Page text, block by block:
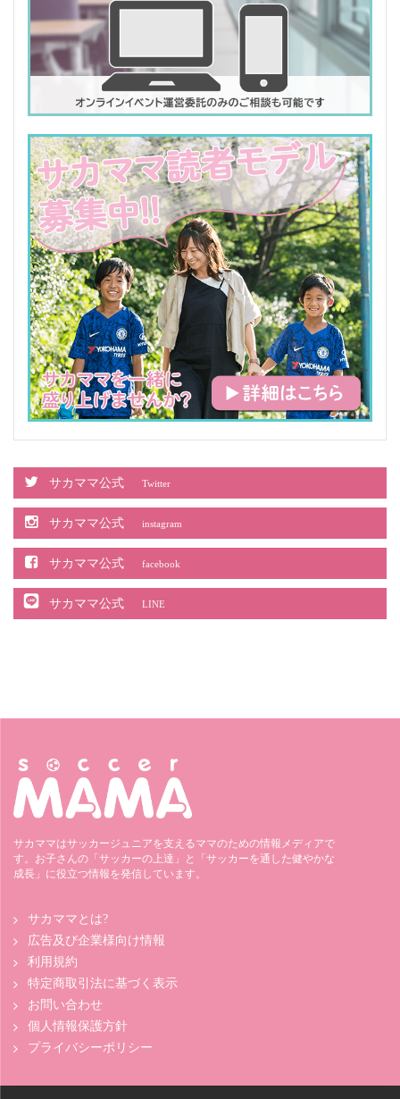
サカママ公式 Twitter
サカママ公式 instagram
サカママ公式 facebook
サカママ公式 LINE
サカママはサッカージュニアを支えるママのための情報メディアで
す。お子さんの「サッカーの上達」と「サッカーを通した健やかな
成長」に役立つ情報を発信しています。
サカママとは?
広告及び企業様向け情報
利用規約
特定商取引法に基づく表示
お問い合わせ
個人情報保護方針
プライバシーポリシー